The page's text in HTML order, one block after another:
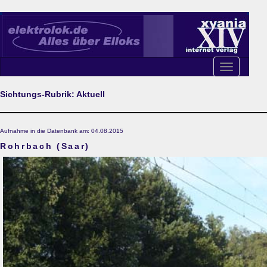
Toggle
navigation
Sichtungs-Rubrik: Aktuell
Aufnahme in die Datenbank am: 04.08.2015
Rohrbach (Saar)